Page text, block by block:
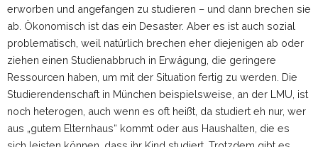
erworben und angefangen zu studieren – und dann brechen sie
ab. Ökonomisch ist das ein Desaster. Aber es ist auch sozial
problematisch, weil natürlich brechen eher diejenigen ab oder
ziehen einen Studienabbruch in Erwägung, die geringere
Ressourcen haben, um mit der Situation fertig zu werden. Die
Studierendenschaft in München beispielsweise, an der LMU, ist
noch heterogen, auch wenn es oft heißt, da studiert eh nur, wer
aus „gutem Elternhaus“ kommt oder aus Haushalten, die es